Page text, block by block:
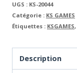
UGS : KS-20044
Catégorie : KS GAMES
Étiquettes : KSGAMES,
Description